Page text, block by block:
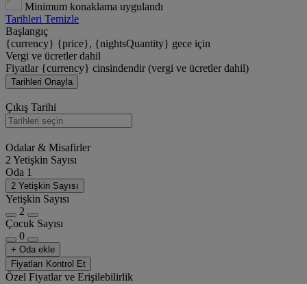
Minimum konaklama uygulandı
Tarihleri Temizle
Başlangıç
{currency} {price}, {nightsQuantity} gece için
Vergi ve ücretler dahil
Fiyatlar {currency} cinsindendir (vergi ve ücretler dahil)
Tarihleri Onayla
Çıkış Tarihi
Odalar & Misafirler
2 Yetişkin Sayısı
Oda 1
2 Yetişkin Sayısı
Yetişkin Sayısı
2
Çocuk Sayısı
0
+ Oda ekle
Fiyatları Kontrol Et
Özel Fiyatlar ve Erişilebilirlik